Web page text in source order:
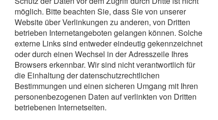
möglich. Bitte beachten Sie, dass Sie von unserer
Website über Verlinkungen zu anderen, von Dritten
betrieben Internetangeboten gelangen können. Solche
externe Links sind entweder eindeutig gekennzeichnet
oder durch einen Wechsel in der Adresszeile Ihres
Browsers erkennbar. Wir sind nicht verantwortlich für
die Einhaltung der datenschutzrechtlichen
Bestimmungen und einen sicheren Umgang mit Ihren
personenbezogenen Daten auf verlinkten von Dritten
betriebenen Internetseiten.